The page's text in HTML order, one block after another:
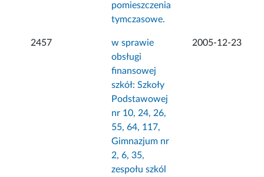
pomieszczenia
tymczasowe.
2457
w sprawie
obsługi
finansowej
szkół: Szkoły
Podstawowej
nr 10, 24, 26,
55, 64, 117,
Gimnazjum nr
2, 6, 35,
zespołu szkól
2005-12-23